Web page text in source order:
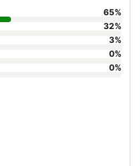
65%
32%
3%
0%
0%